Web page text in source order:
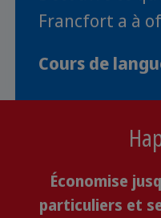
Francfort a à
Cours de
Économise
particuliers et